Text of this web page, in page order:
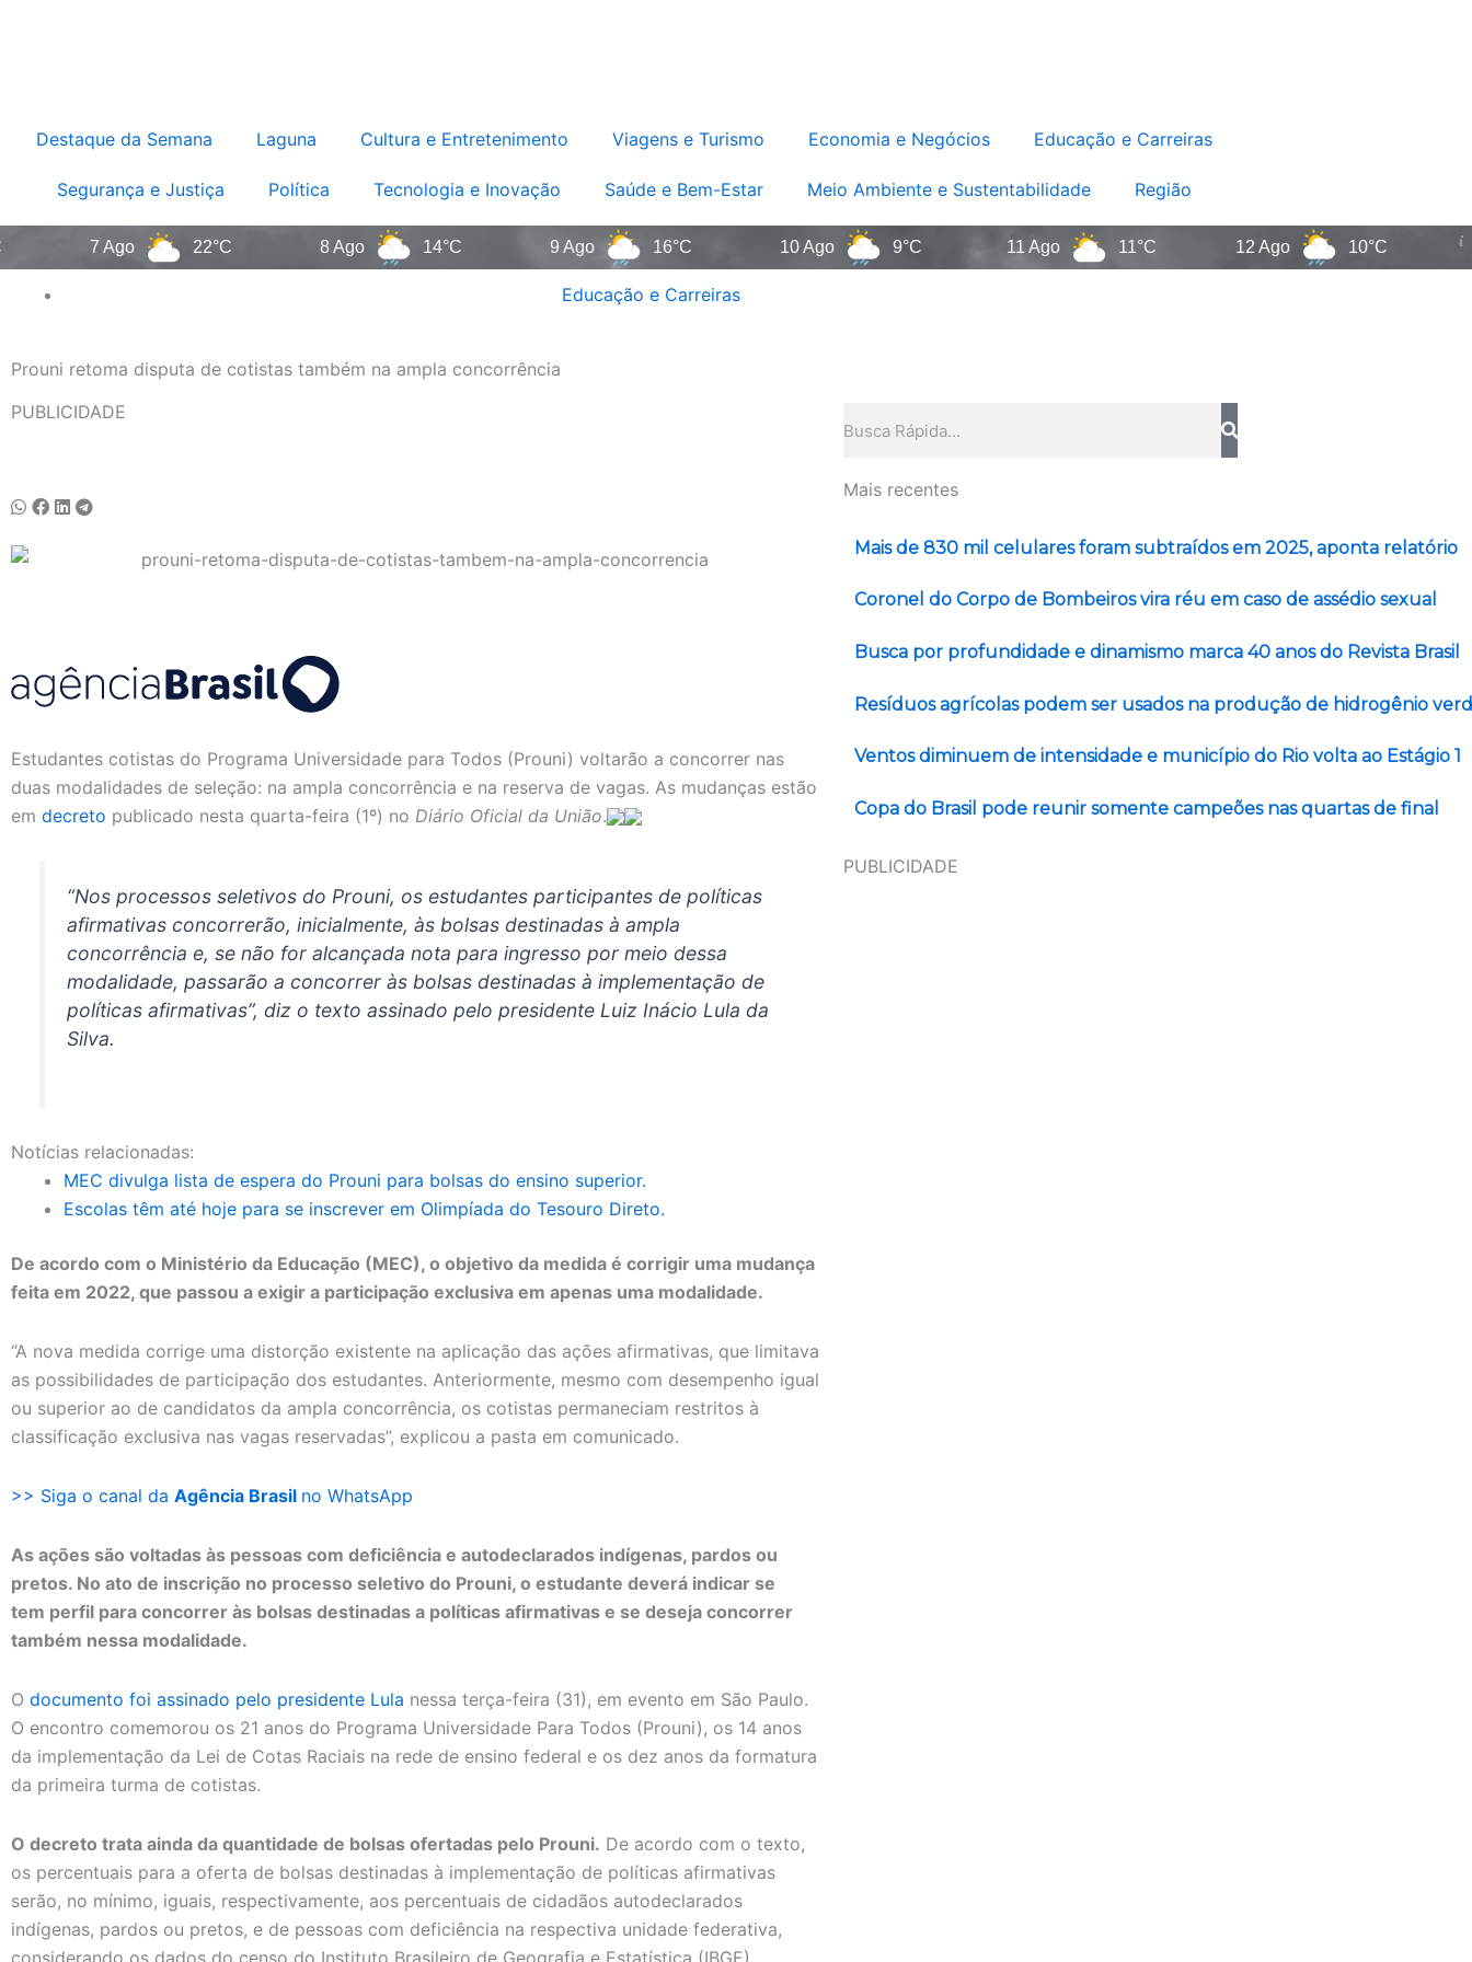
Destaque da Semana Laguna Cultura e Entretenimento Viagens e Turismo Economia e Negócios Educação e Carreiras
Segurança e Justiça Política Tecnologia e Inovação Saúde e Bem-Estar Meio Ambiente e Sustentabilidade Região
22°C 14°C 16°C 10 Ago 9°C 11 Ago 11°C 12 Ago 10°C
Educação e Carreiras
Prouni retoma disputa de cotistas também na ampla concorrência
PUBLICIDADE
Estudantes cotistas do Programa Universidade para Todos (Prouni) voltarão a concorrer nas
duas modalidades de seleção: na ampla concorrência e na reserva de vagas. As mudanças estão
em decreto publicado nesta quarta-feira (1º) no Diário Oficial da União.
“Nos processos seletivos do Prouni, os estudantes participantes de políticas
afirmativas concorrerão, inicialmente, às bolsas destinadas à ampla
concorrência e, se não for alcançada nota para ingresso por meio dessa
modalidade, passarão a concorrer às bolsas destinadas à implementação de
políticas afirmativas”, diz o texto assinado pelo presidente Luiz Inácio Lula da
Silva.
Notícias relacionadas:
MEC divulga lista de espera do Prouni para bolsas do ensino superior.
Escolas têm até hoje para se inscrever em Olimpíada do Tesouro Direto.
De acordo com o Ministério da Educação (MEC), o objetivo da medida é corrigir uma mudança
feita em 2022, que passou a exigir a participação exclusiva em apenas uma modalidade.
“A nova medida corrige uma distorção existente na aplicação das ações afirmativas, que limitava
as possibilidades de participação dos estudantes. Anteriormente, mesmo com desempenho igual
ou superior ao de candidatos da ampla concorrência, os cotistas permaneciam restritos à
classificação exclusiva nas vagas reservadas”, explicou a pasta em comunicado.
>> Siga o canal da Agência Brasil no WhatsApp
As ações são voltadas às pessoas com deficiência e autodeclarados indígenas, pardos ou
pretos. No ato de inscrição no processo seletivo do Prouni, o estudante deverá indicar se
tem perfil para concorrer às bolsas destinadas a políticas afirmativas e se deseja concorrer
também nessa modalidade.
O documento foi assinado pelo presidente Lula nessa terça-feira (31), em evento em São Paulo.
O encontro comemorou os 21 anos do Programa Universidade Para Todos (Prouni), os 14 anos
da implementação da Lei de Cotas Raciais na rede de ensino federal e os dez anos da formatura
da primeira turma de cotistas.
O decreto trata ainda da quantidade de bolsas ofertadas pelo Prouni. De acordo com o texto,
os percentuais para a oferta de bolsas destinadas à implementação de políticas afirmativas
serão, no mínimo, iguais, respectivamente, aos percentuais de cidadãos autodeclarados
indígenas, pardos ou pretos, e de pessoas com deficiência na respectiva unidade federativa,
considerando os dados do censo do Instituto Brasileiro de Geografia e Estatística (IBGE).
Mais recentes
Mais de 830 mil celulares foram subtraídos em 2025, aponta relatório
Coronel do Corpo de Bombeiros vira réu em caso de assédio sexual
Busca por profundidade e dinamismo marca 40 anos do Revista Brasil
Resíduos agrícolas podem ser usados na produção de hidrogênio
Ventos diminuem de intensidade e município do Rio volta ao Estágio 1
Copa do Brasil pode reunir somente campeões nas quartas de final
PUBLICIDADE